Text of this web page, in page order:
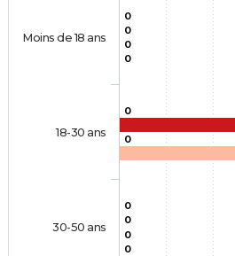
0
0
0
0
0
0
0
0
0
0
Moins de 18 ans
18-30 ans
30-50 ans